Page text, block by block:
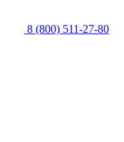
8 (800) 511-27-80